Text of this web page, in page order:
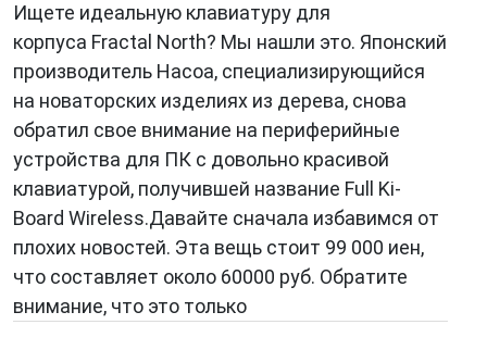
Ищете идеальную клавиатуру для
корпуса Fractal North? Мы нашли это. Японский
производитель Hacoa, специализирующийся
на новаторских изделиях из дерева, снова
обратил свое внимание на периферийные
устройства для ПК с довольно красивой
клавиатурой, получившей название Full Ki-
Board Wireless.Давайте сначала избавимся от
плохих новостей. Эта вещь стоит 99 000 иен,
что составляет около 60000 руб. Обратите
внимание, что это только